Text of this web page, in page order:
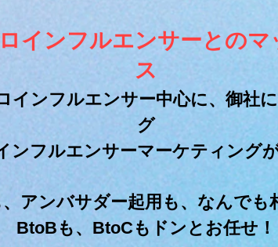
インフルエンサーとのマ
ス
インフルエンサー中心に、御社
グ
ンフルエンサーマーケティング
アンバサダー起用も、なんでも
BtoBも、BtoCもドンとお任せ！